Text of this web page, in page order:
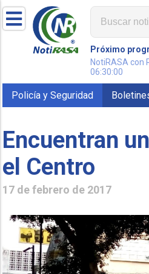
Próximo
NotiRASA con
06:30:00
Policía y Seguridad
Encuentran
el Centro
17 de febrero de 2017